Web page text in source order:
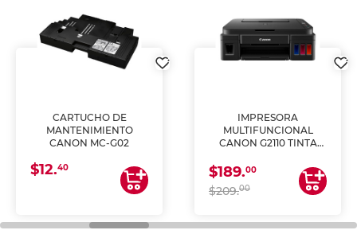
CARTUCHO DE
MANTENIMIENTO
CANON MC-G02
$12.40
IMPRESORA
MULTIFUNCIONAL
CANON G2110 TINTA
$189.00
$209.00